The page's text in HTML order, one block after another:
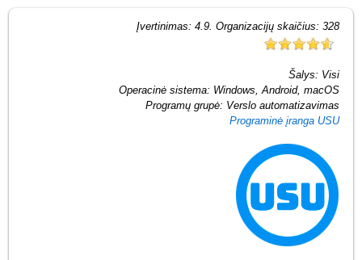
Įvertinimas: 4.9. Organizacijų skaičius: 328
Šalys: Visi
Operacinė sistema: Windows, Android, macOS
Programų grupė: Verslo automatizavimas
Programinė įranga USU